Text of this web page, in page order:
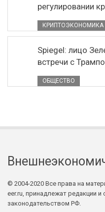
регулировании
КРИПТОЭКОНОМИКА
Spiegel: лицо
встречи с
ОБЩЕСТВО
© 2004-2020 Все права на
eer.ru, принадлежат редакции
законодательством РФ.